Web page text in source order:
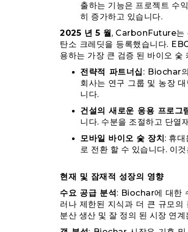
출하는 기능은 프로젝트 수
히 증가하고 있습니다.
2025 년 5 월, CarbonFuture는
탄소 크레딧을 등록했습니다.
용하는 가장 큰 검증 된 바이오 숯
전략적 파트너십 : Biochar
회사는 연구 그룹 및 농장
니다.
건설의 새로운 응용 프로그
니다. 수분을 조절하고 단열
모바일 바이오 숯 장치: 휴
로 전환 할 수 있습니다. 이
현재 및 잠재적 성장의 영향
수요 공급 분석: Biochar에 대한
러나 제한된 지식과 더 큰 규모의
분산 생산 및 잘 정의 된 시장 연